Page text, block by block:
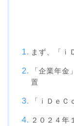
まず、「ｉ
「企業年
置
「ｉＤｅＣ
２０２４年